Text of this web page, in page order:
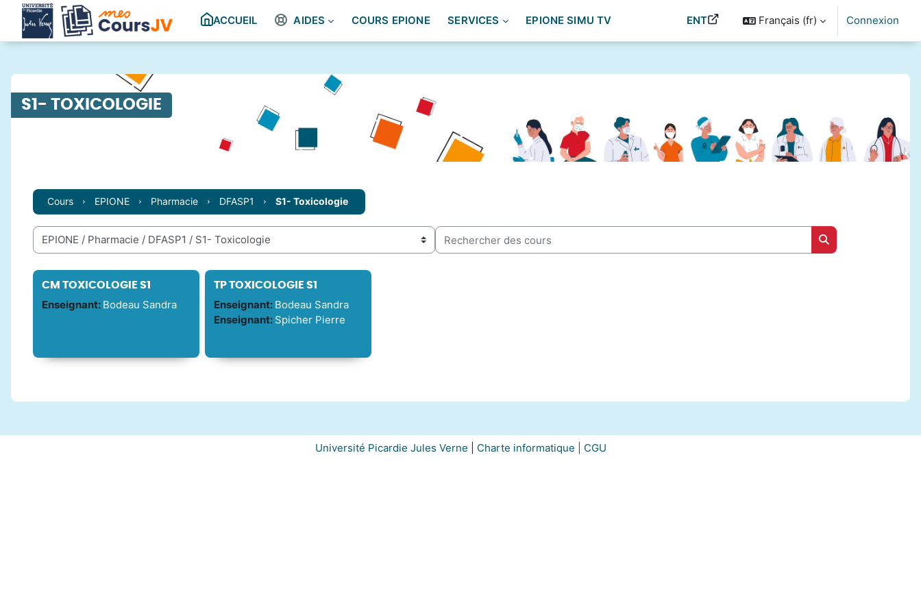
Passer au contenu principal
ACCUEIL
AIDES ENT
COURS EPIONE SERVICES EPIONE SIMU TV Français ‎(fr)‎ Connexion
S1- TOXICOLOGIE
Cours EPIONE Pharmacie DFASP1 S1- Toxicologie
Catégories de cours
Rechercher des cours
Rechercher des
CM TOXICOLOGIE S1
Enseignant: Bodeau Sandra
TP TOXICOLOGIE S1
Enseignant: Bodeau Sandra
Enseignant: Spicher Pierre
Université Picardie Jules Verne Charte informatique | CGU